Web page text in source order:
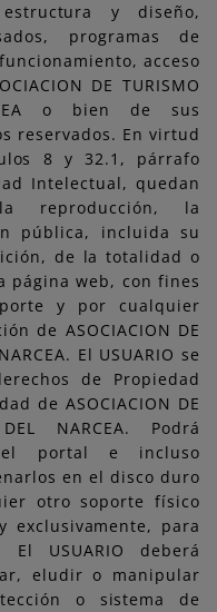
y diseño,
programas de
acceso
DE TURISMO
o bien de sus
reservados. En virtud
8 y 32.1, párrafo
Intelectual, quedan
reproducción, la
pública, incluida su
de la totalidad o
página web, con fines
y por cualquier
de ASOCIACION DE
El USUARIO se
de Propiedad
de ASOCIACION DE
NARCEA. Podrá
portal e incluso
en el disco duro
otro soporte físico
exclusivamente, para
USUARIO deberá
eludir o manipular
o sistema de